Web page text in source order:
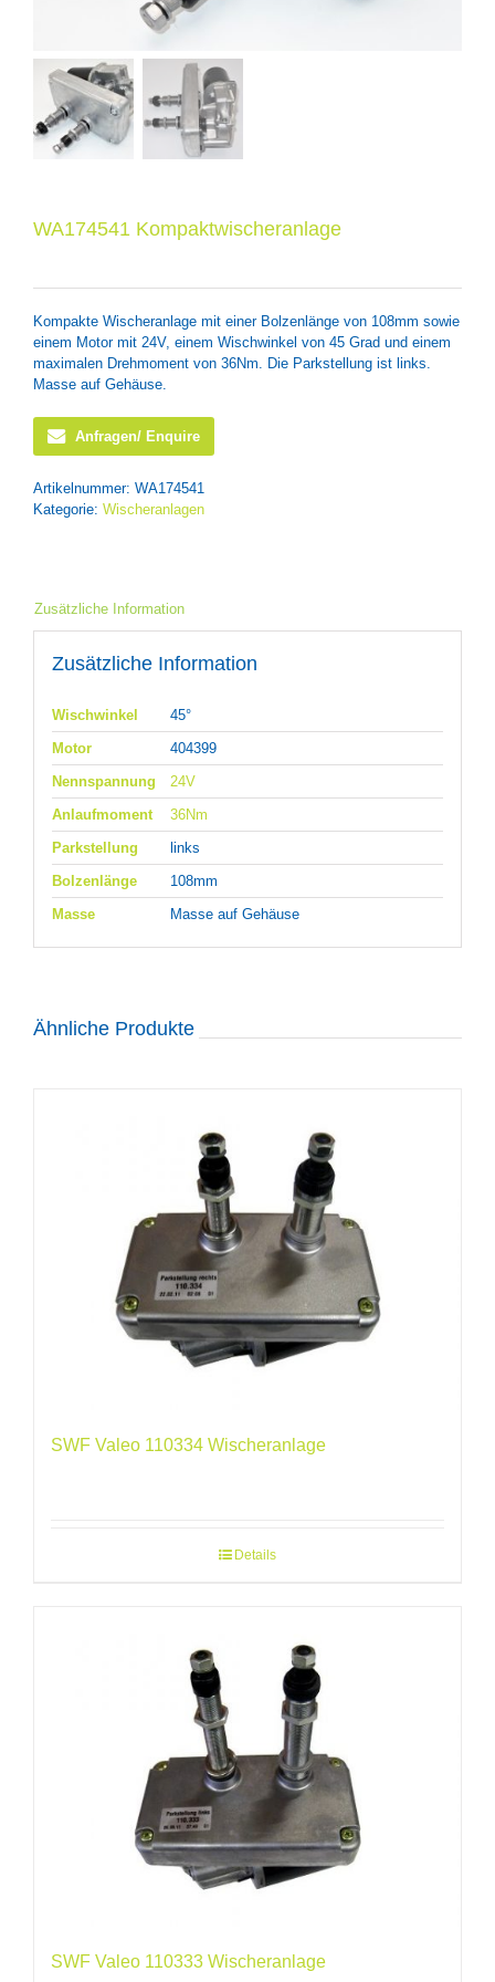
WA174541 Kompaktwischeranlage
Kompakte Wischeranlage mit einer Bolzenlänge von 108mm sowie
einem Motor mit 24V, einem Wischwinkel von 45 Grad und einem
maximalen Drehmoment von 36Nm. Die Parkstellung ist links.
Masse auf Gehäuse.
Anfragen/ Enquire
Artikelnummer: WA174541
Kategorie: Wischeranlagen
Zusätzliche Information
Zusätzliche Information
Wischwinkel
45°
Motor
404399
Nennspannung
24V
Anlaufmoment
36Nm
Parkstellung
links
Bolzenlänge
108mm
Masse
Masse auf Gehäuse
Ähnliche Produkte
SWF Valeo 110334 Wischeranlage
Details
SWF Valeo 110333 Wischeranlage